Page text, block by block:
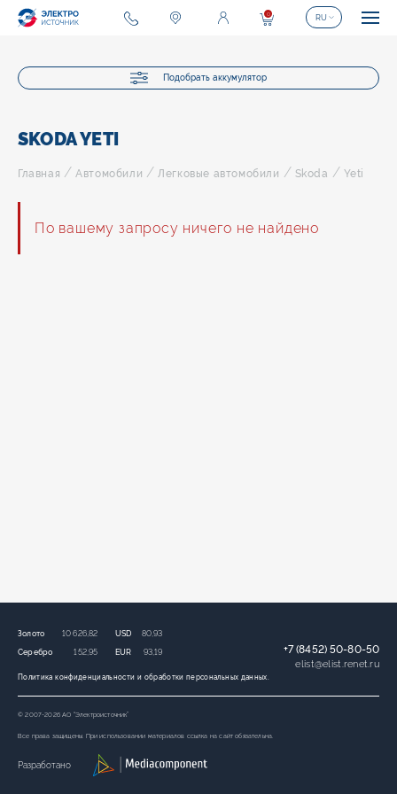
Подобрать аккумулятор
SKODA YETI
Главная /Автомобили /Легковые автомобили / Skoda / Yeti
По вашему запросу ничего не найдено
Политика конфиденциальности и обработки персональных данных.
Золото 10 626,82
Серебро 152,95
USD 80,93
EUR 93,19 +7 (8452) 50-80-50
elist@elist.renet.ru
© 2007-2026 АО “Электроисточник”
Все права защищены. При использовании материалов ссылка на сайт обязательна.
Разработано
0 RU